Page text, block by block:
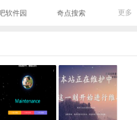
丨天生爱
软件园 奇点搜索 更多